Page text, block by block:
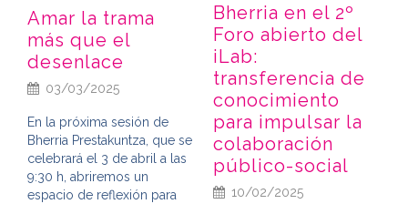
Amar la trama
más que el
desenlace
03/03/2025
En la próxima sesión de
Bherria Prestakuntza, que se
celebrará el 3 de abril a las
9:30 h, abriremos un
espacio de reflexión para
Bherria en el 2º
Foro abierto del
iLab:
transferencia de
conocimiento
para impulsar la
colaboración
público-social
10/02/2025